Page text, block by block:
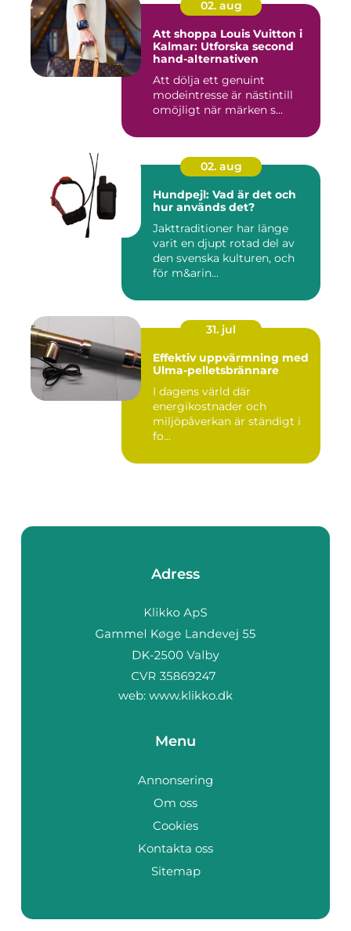
02. aug
Att shoppa Louis Vuitton i
Kalmar: Utforska second
hand-alternativen
Att dölja ett genuint
modeintresse är nästintill
omöjligt när märken s...
02. aug
Hundpejl: Vad är det och
hur används det?
Jakttraditioner har länge
varit en djupt rotad del av
den svenska kulturen, och
för m&arin...
31. jul
Effektiv uppvärmning med
Ulma-pelletsbrännare
I dagens värld där
energikostnader och
miljöpåverkan är ständigt i
fo...
Adress
web: www.klikko.dk
Menu
Annonsering
Om oss
Cookies
Kontakta oss
Sitemap